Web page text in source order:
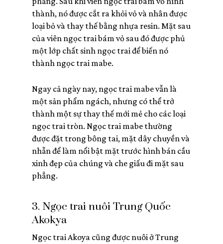
Chưa có sản phẩm
trong giỏ hàng.
Go To Shop
thành, nó được cắt ra khỏi vỏ và nhân được
loại bỏ và thay thế bằng nhựa resin. Mặt sau
của viên ngọc trai bám vỏ sau đó được phủ
một lớp chất sinh ngọc trai để biến nó
thành ngọc trai mabe.
Ngay cả ngày nay, ngọc trai mabe vẫn là
một sản phẩm ngách, nhưng có thể trở
thành một sự thay thế mới mẻ cho các loại
ngọc trai tròn. Ngọc trai mabe thường
được đặt trong bông tai, mặt dây chuyền và
nhẫn để làm nổi bật mặt trước hình bán cầu
xinh đẹp của chúng và che giấu đi mặt sau
phẳng.
3. Ngọc trai nuôi Trung Quốc
Akokya
Ngọc trai Akoya cũng được nuôi ở Trung